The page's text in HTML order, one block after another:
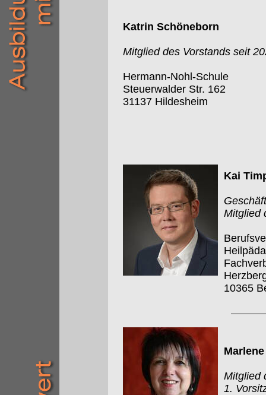
Katrin Schöneborn
Mitglied des Vorstands seit
Hermann-Nohl-Schule
Steuerwalder Str. 162
31137 Hildesheim
Kai
Mitglied
10365
Mitglied
1.